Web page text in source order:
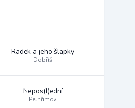
Radek a jeho šlapky
Dobříš
Nepos(l)ední
Pelhřimov